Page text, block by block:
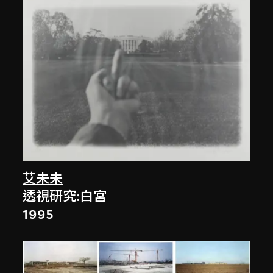
艾未未
透視研究:白宮
1995